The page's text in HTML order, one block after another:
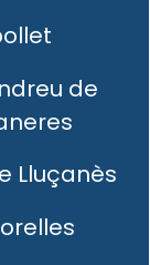
de
Lluçanès